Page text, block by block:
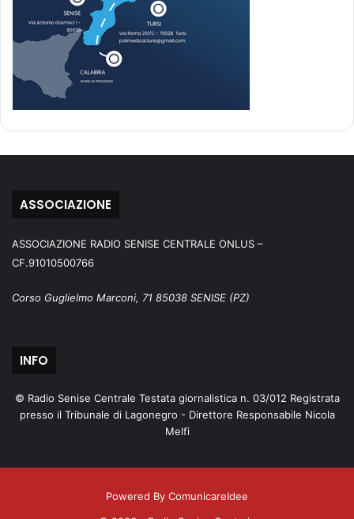
ASSOCIAZIONE
ASSOCIAZIONE RADIO SENISE CENTRALE ONLUS –
CF.91010500766
Corso Guglielmo Marconi, 71 85038 SENISE (PZ)
INFO
© Radio Senise Centrale Testata giornalistica n. 03/012 Registrata
presso il Tribunale di Lagonegro - Direttore Responsabile Nicola
Melfi
Powered By ComunicareIdee